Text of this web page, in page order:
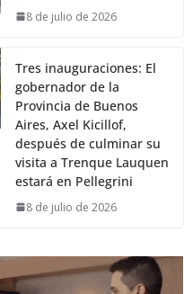
8 de julio de 2026
Tres inauguraciones: El
gobernador de la
Provincia de Buenos
Aires, Axel Kicillof,
después de culminar su
visita a Trenque Lauquen
estará en Pellegrini
8 de julio de 2026